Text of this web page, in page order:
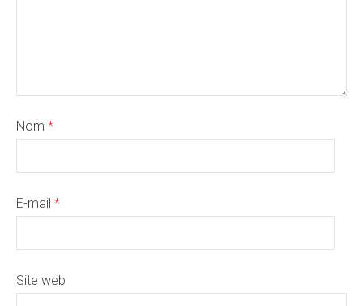
Nom *
E-mail *
Site web